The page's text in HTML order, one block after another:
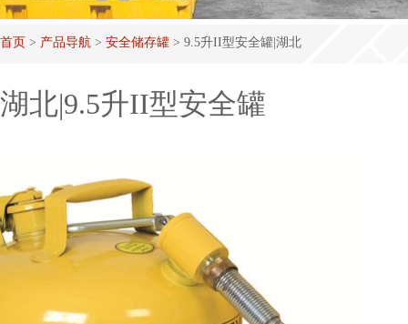
首页 > 产品导航 > 安全储存罐 > 9.5升II型安全罐|湖北
湖北|9.5升II型安全罐